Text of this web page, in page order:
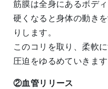
筋膜は全身にあるボデ
硬くなると身体の動き
りします。
このコリを取り、柔軟
圧迫をゆるめていきます
②血管リリース